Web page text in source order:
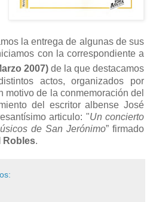
la entrega de algunas de sus
con la correspondiente a
2007)de la que destacamos
actos, organizados por
motivo de la conmemoración del
del escritor albense José
articulo: "Un concierto
de San Jerónimo” firmado
Robles.